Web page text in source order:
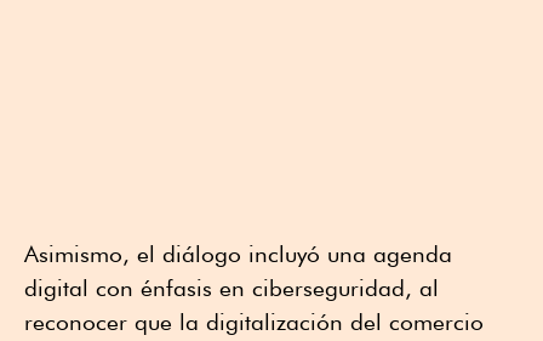
Asimismo, el diálogo incluyó una agenda
digital con énfasis en ciberseguridad, al
reconocer que la digitalización del comercio